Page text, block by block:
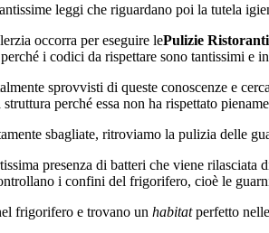
leggi che riguardano poi la tutela
occorra per eseguire lePulizie
i codici da rispettare sono tantissimi e
sprovvisti di queste conoscenze e
perché essa non ha rispettato
sbagliate, ritroviamo la pulizia delle
presenza di batteri che viene rilasciata
i confini del frigorifero, cioè le
frigorifero e trovano un habitatperfetto